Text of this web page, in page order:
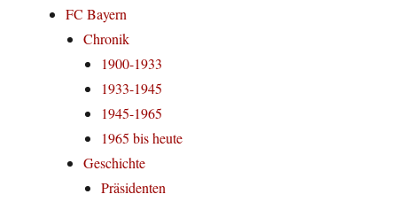
FC Bayern
Chronik
1900-1933
1933-1945
1945-1965
1965 bis heute
Geschichte
Präsidenten